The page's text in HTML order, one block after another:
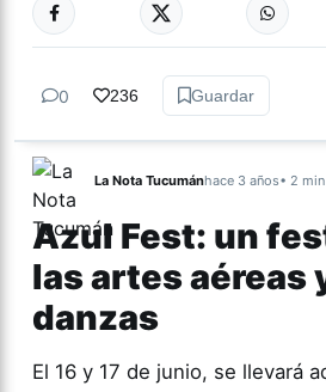
0 236 Guardar
La Nota Tucumánhace 3 años• 2
Azul Fest: un
las artes aéreas
danzas
El 16 y 17 de junio, se llevará